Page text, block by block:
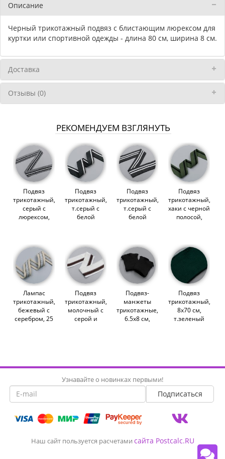
Описание
Черный трикотажный подвяз с блистающим люрексом для
куртки или спортивной одежды - длина 80 см, ширина 8 см.
Доставка
Отзывы (0)
РЕКОМЕНДУЕМ ВЗГЛЯНУТЬ
Подвяз
трикотажный,
серый с
люрексом,
Подвяз
трикотажный,
т.серый с
белой
Подвяз
трикотажный,
т.серый с
белой
Подвяз
трикотажный,
хаки с черной
полосой,
Лампас
трикотажный,
бежевый с
серебром, 25
Подвяз
трикотажный,
молочный с
серой и
Подвяз-
манжеты
трикотажные,
6.5х8 см,
Подвяз
трикотажный,
8х70 см,
т.зеленый
Узнавайте о новинках первыми!
Наш сайт пользуется расчетами сайта Postcalc.RU